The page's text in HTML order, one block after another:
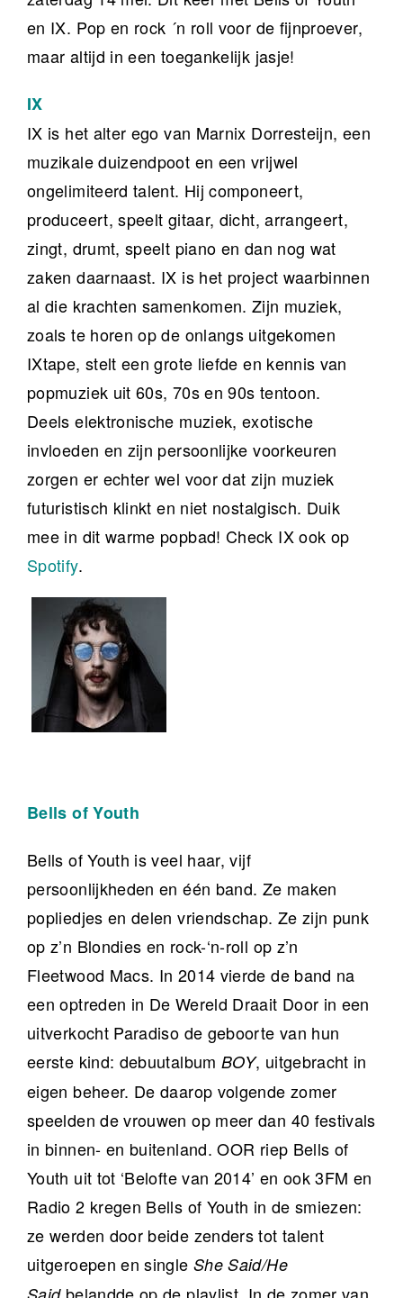
en IX. Pop en rock ´n roll voor de fijnproever,
maar altijd in een toegankelijk jasje!
IX
IX is het alter ego van Marnix Dorresteijn, een
muzikale duizendpoot en een vrijwel
ongelimiteerd talent. Hij componeert,
produceert, speelt gitaar, dicht, arrangeert,
zingt, drumt, speelt piano en dan nog wat
zaken daarnaast. IX is het project waarbinnen
al die krachten samenkomen. Zijn muziek,
zoals te horen op de onlangs uitgekomen
IXtape, stelt een grote liefde en kennis van
popmuziek uit 60s, 70s en 90s tentoon.
Deels elektronische muziek, exotische
invloeden en zijn persoonlijke voorkeuren
zorgen er echter wel voor dat zijn muziek
futuristisch klinkt en niet nostalgisch. Duik
mee in dit warme popbad! Check IX ook op
Spotify.
Bells of Youth
Bells of Youth is veel haar, vijf
persoonlijkheden en één band. Ze maken
popliedjes en delen vriendschap. Ze zijn punk
op z’n Blondies en rock-‘n-roll op z’n
Fleetwood Macs. In 2014 vierde de band na
een optreden in De Wereld Draait Door in een
uitverkocht Paradiso de geboorte van hun
eerste kind: debuutalbum BOY, uitgebracht in
eigen beheer. De daarop volgende zomer
speelden de vrouwen op meer dan 40 festivals
in binnen- en buitenland. OOR riep Bells of
Youth uit tot ‘Belofte van 2014’ en ook 3FM en
Radio 2 kregen Bells of Youth in de smiezen:
ze werden door beide zenders tot talent
uitgeroepen en single She Said/He